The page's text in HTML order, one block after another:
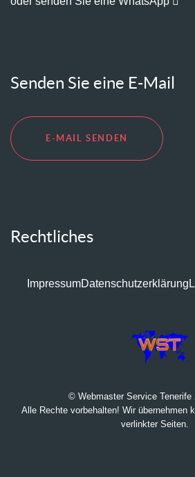
Senden Sie eine E-Mail
E-MAIL SENDEN
Rechtliches
ImpressumDatenschutzerklärung
© Webmaster Service Tenerife
Alle Rechte vorbehalten! Wir übernehmen
verlinkter Seiten.